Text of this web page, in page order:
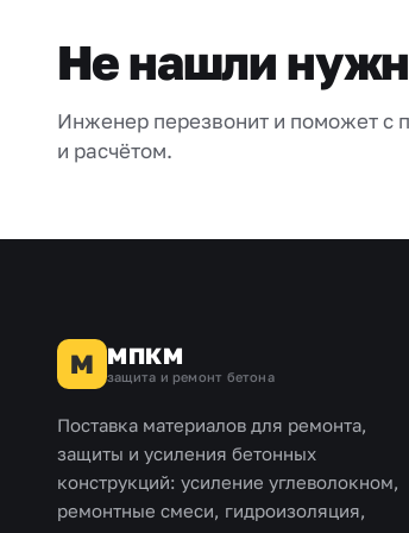
Не нашли
Инженер перезвонит и поможет с
и расчётом.
М МПКМ
защита и ремонт бетона
Поставка материалов для ремонта,
защиты и усиления бетонных
конструкций: усиление углеволокном,
ремонтные смеси, гидроизоляция,